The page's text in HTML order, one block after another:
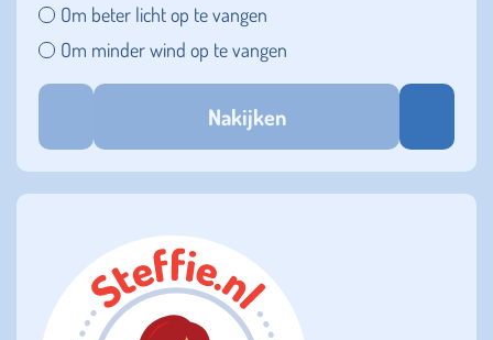
Om beter licht op te vangen
Om minder wind op te vangen
Nakijken